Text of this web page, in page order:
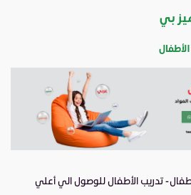
بي
- تدريب الأطفال للوصول الي أعلي